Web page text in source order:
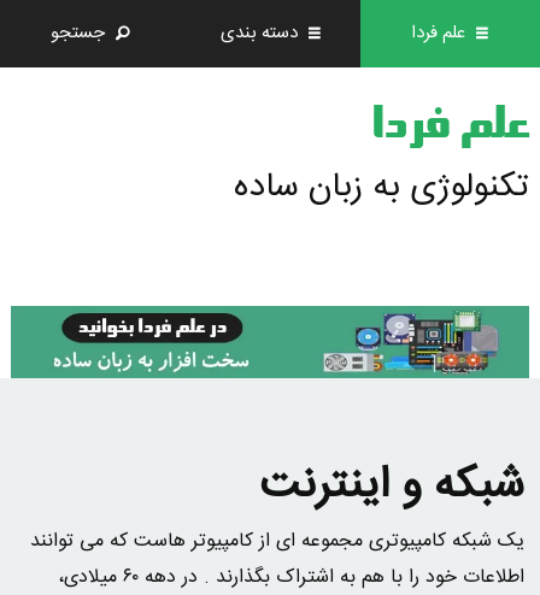
علم فردا دسته بندی جستجو
علم فردا
تکنولوژی به زبان ساده
شبکه و اینترنت
یک شبکه کامپیوتری مجموعه ای از کامپیوتر هاست که می توانند
اطلاعات خود را با هم به اشتراک بگذارند . در دهه ۶۰ میلادی،